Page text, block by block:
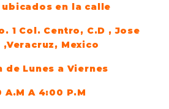
ubicados en la calle
1 Col. Centro, C.D , Jose
,Veracruz, Mexico
de Lunes a Viernes
A.M A 4:00 P.M